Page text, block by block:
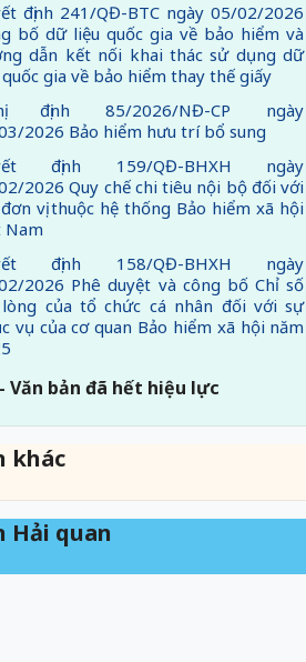
định 241/QĐ-BTC ngày 05/02/2026
bố dữ liệu quốc gia về bảo hiểm và
dẫn kết nối khai thác sử dụng dữ
gia về bảo hiểm thay thế giấy
định 85/2026/NĐ-CP ngày
2026 Bảo hiểm hưu trí bổ sung
định 159/QĐ-BHXH ngày
2026 Quy chế chi tiêu nội bộ đối với
vị thuộc hệ thống Bảo hiểm xã hội
Nam
định 158/QĐ-BHXH ngày
2026 Phê duyệt và công bố Chỉ số
của tổ chức cá nhân đối với sự
vụ của cơ quan Bảo hiểm xã hội năm
Văn bản đã hết hiệu lực
khác
Hải quan